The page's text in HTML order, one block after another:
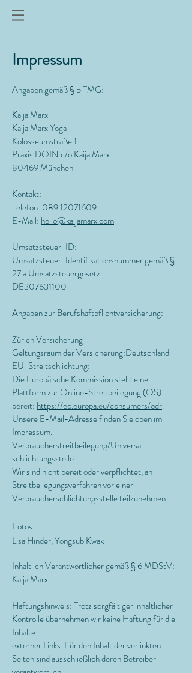
Impressum
Angaben gemäß § 5 TMG:
Kaija Marx
Kaija Marx Yoga
Kolosseumstraße 1
Praxis DOIN c/o Kaija Marx
80469 München
Kontakt:
Telefon: 089 12071609
E-Mail: hello@kaijamarx.com
Umsatzsteuer-ID:
Umsatzsteuer-Identifikationsnummer gemäß §
27 a Umsatzsteuergesetz:
DE307631100
Angaben zur Berufshaftpflichtversicherung:
Zürich Versicherung
Geltungsraum der Versicherung:Deutschland
EU-Streitschlichtung:
Die Europäische Kommission stellt eine
Plattform zur Online-Streitbeilegung (OS)
bereit: https://ec.europa.eu/consumers/odr.
Unsere E-Mail-Adresse finden Sie oben im
Impressum.
Verbraucher­streit­beilegung/Universal­
schlichtungs­stelle:
Wir sind nicht bereit oder verpflichtet, an
Streitbeilegungsverfahren vor einer
Verbraucherschlichtungsstelle teilzunehmen.
Fotos:
LisaHinder, Yongsub Kwak
Inhaltlich Verantwortlicher gemäß § 6 MDStV:
Kaija Marx
Haftungshinweis: Trotz sorgfältiger inhaltlicher
Kontrolle übernehmen wir keine Haftung für die
Inhalte
externer Links. Für den Inhalt der verlinkten
Seiten sind ausschließlich deren Betreiber